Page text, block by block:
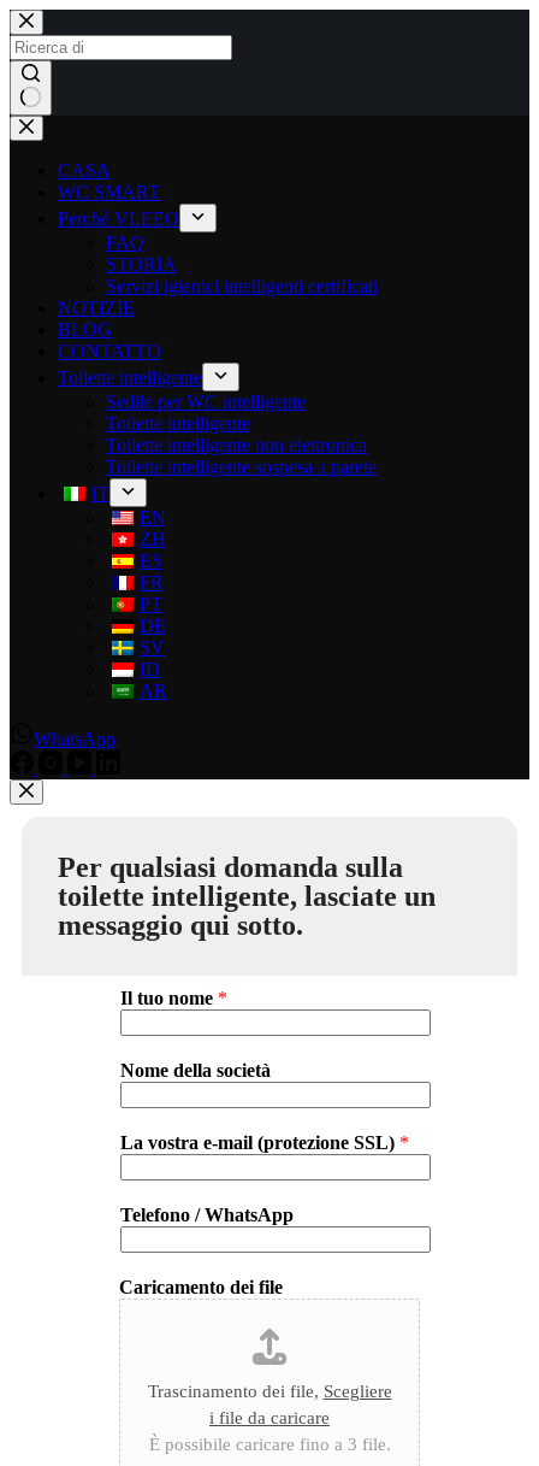
CASA
WC SMART
Perché VLEEO
FAQ
STORIA
Servizi igienici intelligenti certificati
NOTIZIE
BLOG
CONTATTO
Toilette intelligente
Sedile per WC intelligente
Toilette intelligente
Toilette intelligente non elettronica
Toilette intelligente sospesa a parete
IT
EN
ZH
ES
FR
PT
DE
SV
ID
AR
WhatsApp
Per qualsiasi domanda sulla
toilette intelligente, lasciate un
messaggio qui sotto.
Il tuo nome *
Nome della società
La vostra e-mail (protezione SSL) *
Telefono / WhatsApp
Caricamento dei file
Trascinamento dei file, Scegliere
i file da caricare
È possibile caricare fino a 3 file.